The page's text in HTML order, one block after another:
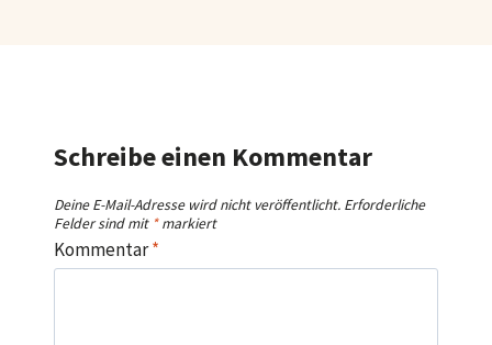
Schreibe einen Kommentar
Deine E-Mail-Adresse wird nicht veröffentlicht. Erforderliche
Felder sind mit *markiert
Kommentar*